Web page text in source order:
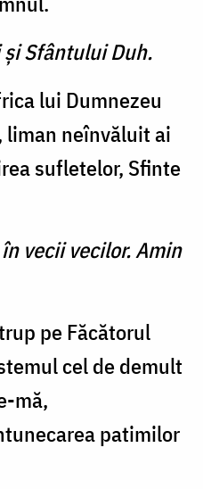
Sfântului Duh.
lui Dumnezeu
neînvăluit ai
sufletelor, Sfinte
vecii vecilor. Amin
pe Făcătorul
cel de demult
mă,
patimilor